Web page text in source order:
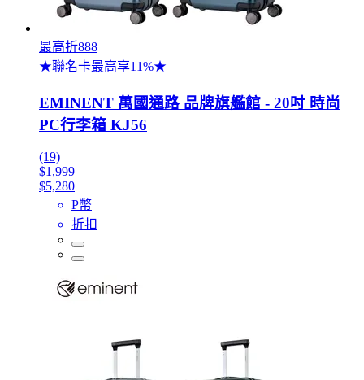
最高折888
★聯名卡最高享11%★
EMINENT 萬國通路 品牌旗艦館 - 20吋 時尚
PC行李箱 KJ56
(19)
$1,999
$5,280
P幣
折扣